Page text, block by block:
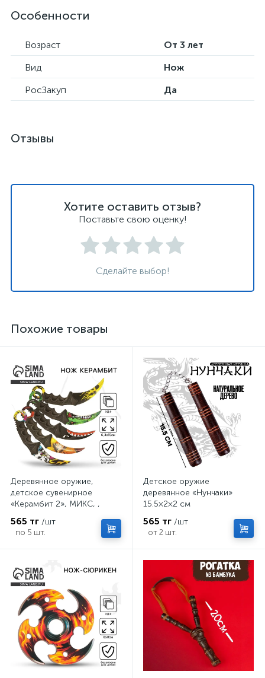
Особенности
Возраст
От 3 лет
Вид
Нож
РосЗакуп
Да
Отзывы
Хотите оставить отзыв?
Поставьте свою оценку!
Сделайте выбор!
Похожие товары
Деревянное оружие,
детское сувенирное
«Керамбит 2», МИКС, ,
565 тг /шт
по 5 шт.
Детское оружие
деревянное «Нунчаки»
15.5×2×2 см
565 тг /шт
от 2 шт.